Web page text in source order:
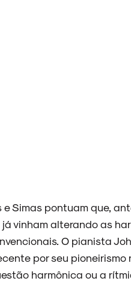
e Simas pontuam que,
, já vinham alterando as
O pianista
por seu pioneirismo
harmônica ou a